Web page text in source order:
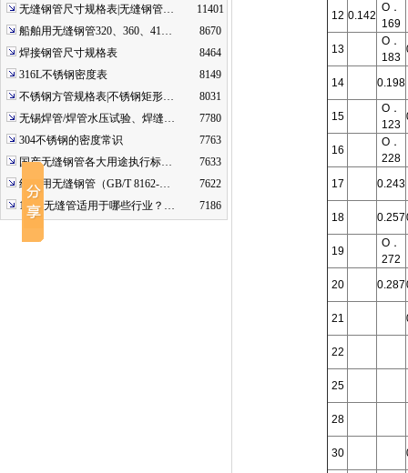
无缝钢管尺寸规格表|无缝钢管…
11401
船舶用无缝钢管320、360、41…
8670
焊接钢管尺寸规格表
8464
316L不锈钢密度表
8149
不锈钢方管规格表|不锈钢矩形…
8031
无锡焊管/焊管水压试验、焊缝…
7780
304不锈钢的密度常识
7763
国产无缝钢管各大用途执行标…
7633
结构用无缝钢管（GB/T 8162-…
7622
16mn无缝管适用于哪些行业？…
7186
12 0.142
O．
169
13
O．
183
14 0.198
15
O．
123
16
O．
228
17
0.243
18 0.257
19
O．
272
20
0.287
21
22
25
28
30